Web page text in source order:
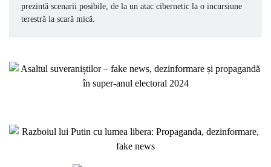
prezintă scenarii posibile, de la un atac cibernetic la o incursiune
terestră la scară mică.